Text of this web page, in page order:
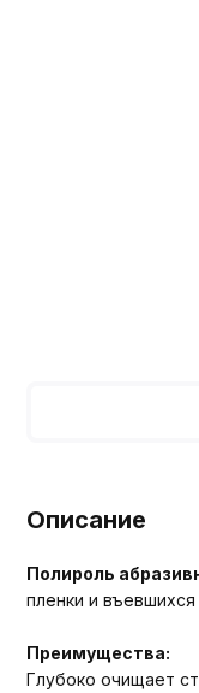
Описание
Полироль
пленки и
Преимущества:
Глубоко очищает